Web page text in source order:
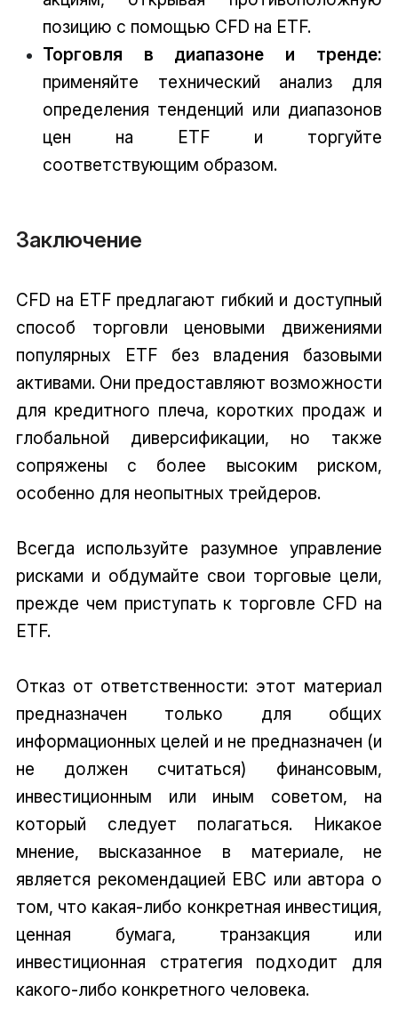
позицию с помощью CFD на ETF.
Торговля в диапазоне и тренде:
применяйте технический анализ для
определения тенденций или диапазонов
цен на ETF и торгуйте
соответствующим образом.
Заключение
CFD на ETF предлагают гибкий и доступный
способ торговли ценовыми движениями
популярных ETF без владения базовыми
активами. Они предоставляют возможности
для кредитного плеча, коротких продаж и
глобальной диверсификации, но также
сопряжены с более высоким риском,
особенно для неопытных трейдеров.
Всегда используйте разумное управление
рисками и обдумайте свои торговые цели,
прежде чем приступать к торговле CFD на
ETF.
Отказ от ответственности: этот материал
предназначен только для общих
информационных целей и не предназначен (и
не должен считаться) финансовым,
инвестиционным или иным советом, на
который следует полагаться. Никакое
мнение, высказанное в материале, не
является рекомендацией EBC или автора о
том, что какая-либо конкретная инвестиция,
ценная бумага, транзакция или
инвестиционная стратегия подходит для
какого-либо конкретного человека.